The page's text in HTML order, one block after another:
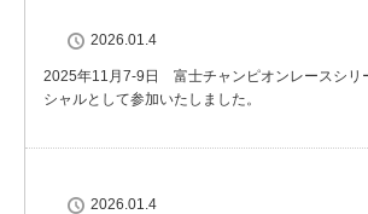
2026.01.4
2025年11月7-9日 富士チャンピオンレースシリ
シャルとして参加いたしました。
2026.01.4